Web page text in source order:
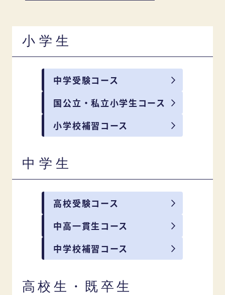
小学生
中学受験コース
国公立・私立小学生コース
小学校補習コース
中学生
高校受験コース
中高一貫生コース
中学校補習コース
高校生・既卒生